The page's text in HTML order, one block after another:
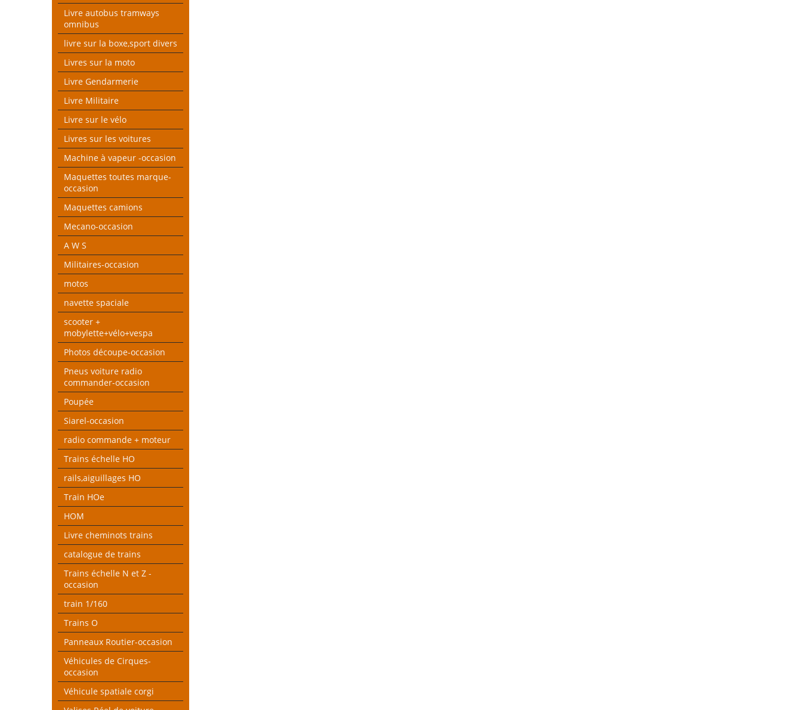
Livre autobus tramways
omnibus
livre sur la boxe,sport divers
Livres sur la moto
Livre Gendarmerie
Livre Militaire
Livre sur le vélo
Livres sur les voitures
Machine à vapeur -occasion
Maquettes toutes marque-
occasion
Maquettes camions
Mecano-occasion
A W S
Militaires-occasion
motos
navette spaciale
scooter +
mobylette+vélo+vespa
Photos découpe-occasion
Pneus voiture radio
commander-occasion
Poupée
Siarel-occasion
radio commande + moteur
Trains échelle HO
rails,aiguillages HO
Train HOe
HOM
Livre cheminots trains
catalogue de trains
Trains échelle N et Z -
occasion
train 1/160
Trains O
Panneaux Routier-occasion
Véhicules de Cirques-
occasion
Véhicule spatiale corgi